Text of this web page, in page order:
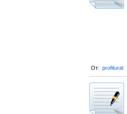
От: profitural